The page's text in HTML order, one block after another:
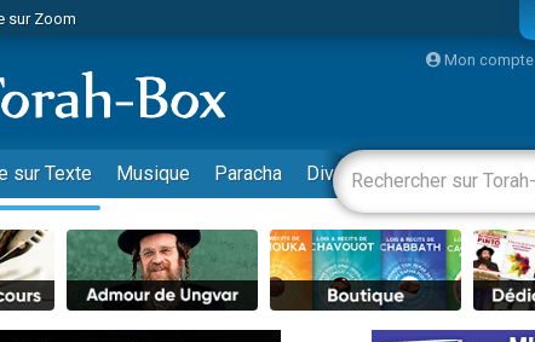
sur Zoom
Reloger Rivka, 6 enfants, victime de violences...
1 Journée de Vacances Pour les Enfants
sur Zoom
Mon compte
sur Texte Musique Paracha Divertissements Livres